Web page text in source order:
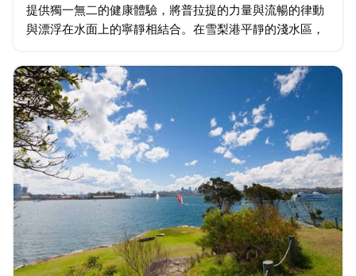
提供獨一無二的健康體驗，將普拉提的力量與流暢的律動
與漂浮在水面上的寧靜相結合。在雪梨港平靜的淺水區，
下進行挑戰平衡、鍛鍊肌肉…